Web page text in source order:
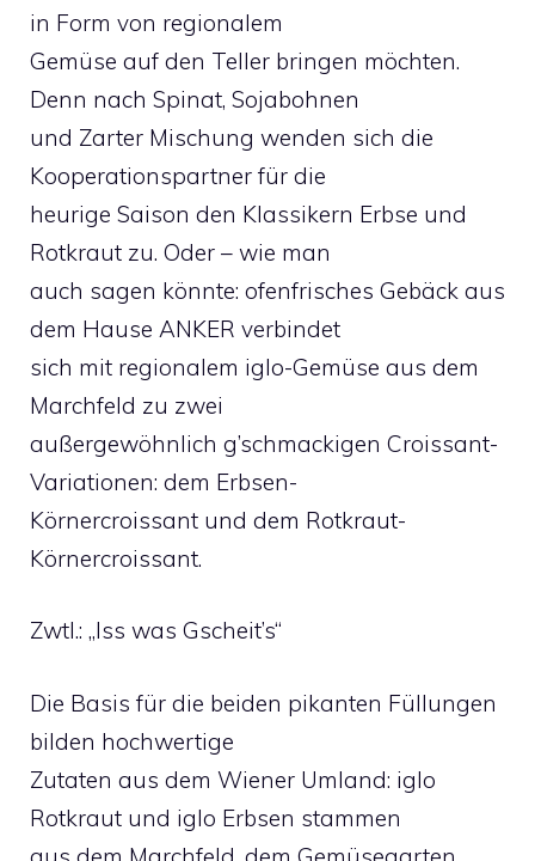
in Form von regionalem
Gemüse auf den Teller bringen möchten.
Denn nach Spinat, Sojabohnen
und Zarter Mischung wenden sich die
Kooperationspartner für die
heurige Saison den Klassikern Erbse und
Rotkraut zu. Oder – wie man
auch sagen könnte: ofenfrisches Gebäck aus
dem Hause ANKER verbindet
sich mit regionalem iglo-Gemüse aus dem
Marchfeld zu zwei
außergewöhnlich g’schmackigen Croissant-
Variationen: dem Erbsen-
Körnercroissant und dem Rotkraut-
Körnercroissant.
Zwtl.: „Iss was Gscheit’s“
Die Basis für die beiden pikanten Füllungen
bilden hochwertige
Zutaten aus dem Wiener Umland: iglo
Rotkraut und iglo Erbsen stammen